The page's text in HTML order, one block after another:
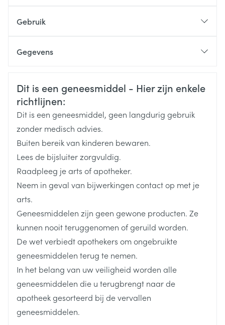
bestanddelen is het gebruik van de gel af te raden.
aan overmatig direct zonlicht blootstellen.
Gebruik
Bij blauwe plekken, aanbrengen zonder inmasseren.
Gegevens
Organisaties
Merken Schwabe
Breedte 45 mm
Lengte 153 mm
Diepte 43 mm
Behoud Kamertemperatuur (15°C - 25°C)
Veiligheidsinformatie
Dit is een geneesmiddel - Hier zijn enkele
richtlijnen:
Dit is een geneesmiddel, geen langdurig gebruik
zonder medisch advies.
Buiten bereik van kinderen bewaren.
Lees de bijsluiter zorgvuldig.
Raadpleeg je arts of apotheker.
Neem in geval van bijwerkingen contact op met je
arts.
Geneesmiddelen zijn geen gewone producten. Ze
kunnen nooit teruggenomen of geruild worden.
De wet verbiedt apothekers om ongebruikte
geneesmiddelen terug te nemen.
In het belang van uw veiligheid worden alle
geneesmiddelen die u terugbrengt naar de
apotheek gesorteerd bij de vervallen
geneesmiddelen.